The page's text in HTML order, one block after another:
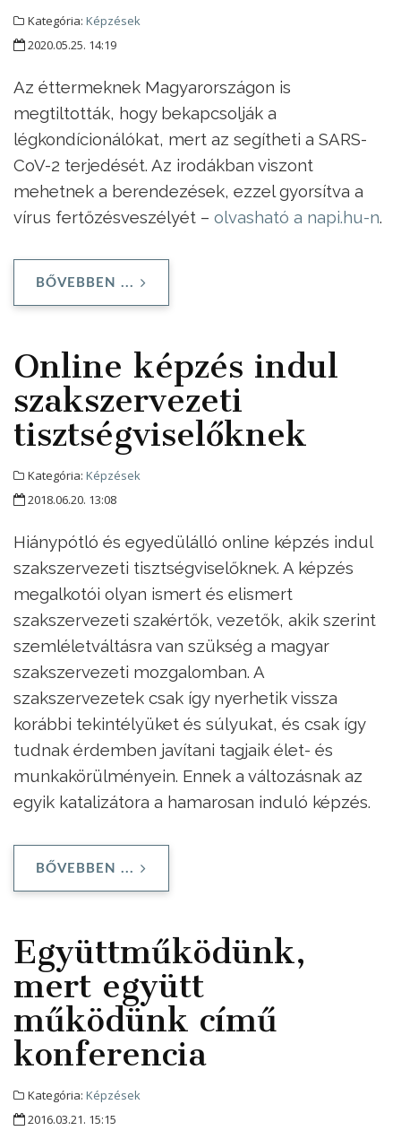
Kategória: Képzések
2020.05.25. 14:19
Az éttermeknek Magyarországon is
megtiltották, hogy bekapcsolják a
légkondícionálókat, mert az segítheti a SARS-
CoV-2 terjedését. Az irodákban viszont
mehetnek a berendezések, ezzel gyorsítva a
vírus fertőzésveszélyét – olvasható a napi.hu-n.
BŐVEBBEN ...
Online képzés indul
szakszervezeti
tisztségviselőknek
Kategória: Képzések
2018.06.20. 13:08
Hiánypótló és egyedülálló online képzés indul
szakszervezeti tisztségviselőknek. A képzés
megalkotói olyan ismert és elismert
szakszervezeti szakértők, vezetők, akik szerint
szemléletváltásra van szükség a magyar
szakszervezeti mozgalomban. A
szakszervezetek csak így nyerhetik vissza
korábbi tekintélyüket és súlyukat, és csak így
tudnak érdemben javítani tagjaik élet- és
munkakörülményein. Ennek a változásnak az
egyik katalizátora a hamarosan induló képzés.
BŐVEBBEN ...
Együttműködünk,
mert együtt
működünk című
konferencia
Kategória: Képzések
2016.03.21. 15:15